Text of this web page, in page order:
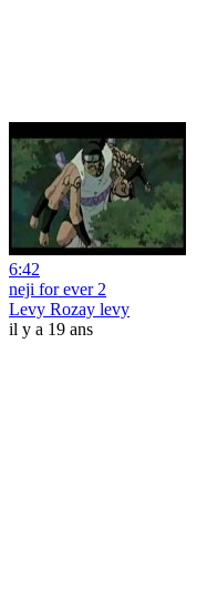
6:42
neji for ever 2
Levy Rozay levy
il y a 19 ans